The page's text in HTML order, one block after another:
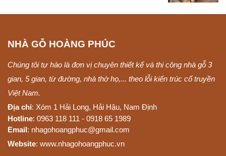
NHÀ GỖ HOÀNG PHÚC
Chúng tôi tự hào là đơn vị chuyên thiết kế và thi công nhà gỗ 3
gian, 5 gian, từ đường, nhà thờ họ,... theo lỗi kiến trúc cổ truyền
Việt Nam.
Địa chỉ: Xóm 1 Hải Long, Hải Hậu, Nam Định
Hotline: 0963 118 111 - 0918 65 1989
Email: nhagohoangphuc@gmail.com
Website: www.nhagohoangphuc.vn